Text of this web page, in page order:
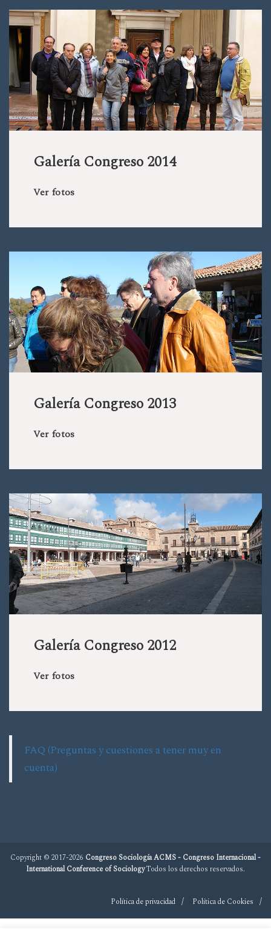
Galería Congreso 2014
Ver fotos
Galería Congreso 2013
Ver fotos
Galería Congreso 2012
Ver fotos
FAQ (Preguntas y cuestiones a tener muy en
cuenta)
Copyright © 2017-2026 Congreso Sociología ACMS - Congreso Internacional -
International Conference of SociologyTodos los derechos reservados.
Política de privacidad Política de Cookies